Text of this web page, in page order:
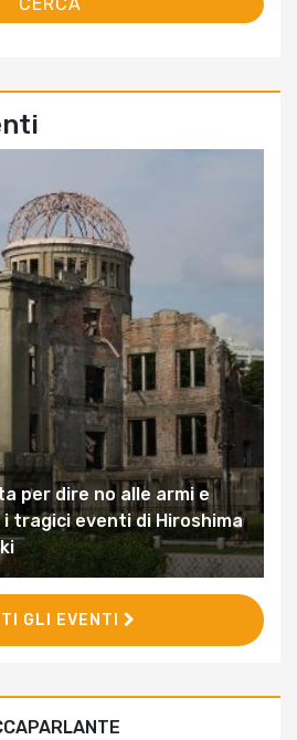
per dire no alle armi e
tragici eventi di Hiroshima
GLI EVENTI